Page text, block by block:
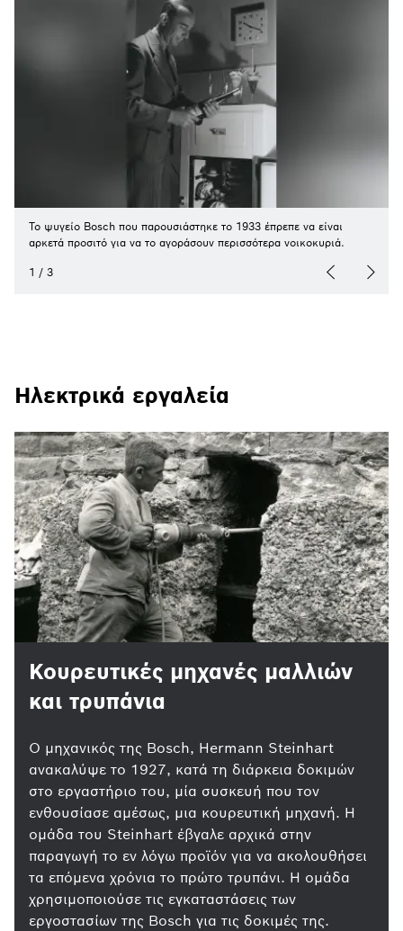
Το ψυγείο Bosch που παρουσιάστηκε το 1933 έπρεπε να είναι
αρκετά προσιτό για να το αγοράσουν περισσότερα νοικοκυριά.
1 / 3
Ηλεκτρικά εργαλεία
Κουρευτικές μηχανές μαλλιών
και τρυπάνια
Ο μηχανικός της Bosch, Hermann Steinhart
ανακαλύψε το 1927, κατά τη διάρκεια δοκιμών
στο εργαστήριο του, μία συσκευή που τον
ενθουσίασε αμέσως, μια κουρευτική μηχανή. Η
ομάδα του Steinhart έβγαλε αρχικά στην
παραγωγή το εν λόγω προϊόν για να ακολουθήσει
τα επόμενα χρόνια το πρώτο τρυπάνι. Η ομάδα
χρησιμοποιούσε τις εγκαταστάσεις των
εργοστασίων της Bosch για τις δοκιμές της.